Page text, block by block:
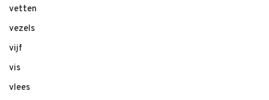
vetten
vezels
vijf
vis
vlees